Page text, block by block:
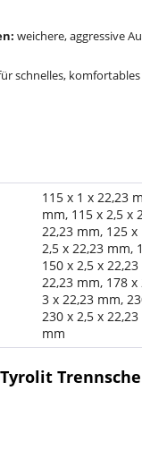
weichere, aggressive
schnelles,
115 x 1 x 22,23
mm, 115 x 2,5 x
22,23 mm, 125 x
2,5 x 22,23 mm,
150 x 2,5 x
22,23 mm, 178 x
3 x 22,23 mm,
230 x 2,5 x
mm